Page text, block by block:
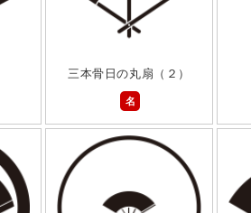
三本骨日の丸扇（２）
名